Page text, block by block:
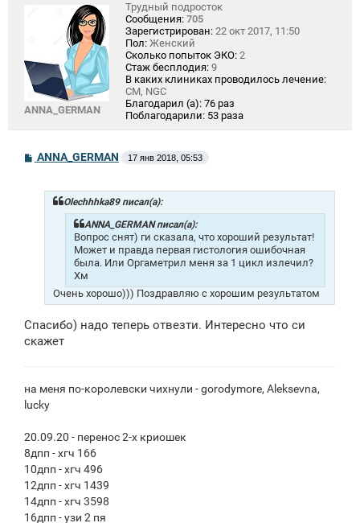
ANNA_GERMAN
Трудный подросток
Сообщения: 705
Зарегистрирован: 22 окт 2017, 11:50
Пол: Женский
Сколько попыток ЭКО: 2
Стаж бесплодия: 9
В каких клиниках проводилось лечение:
СМ, NGC
Благодарил (а): 76 раз
Поблагодарили: 53 раза
С
ANNA_GERMAN 17 янв 2018, 05:53
Olechhhka89 писал(а):
ANNA_GERMAN писал(а):
Вопрос снят) ги сказала, что хороший результат!
Может и правда первая гистология ошибочная
была. Или Оргаметрил меня за 1 цикл излечил?
Хм
Очень хорошо))) Поздравляю с хорошим результатом
Спасибо) надо теперь отвезти. Интересно что си
скажет
на меня по-королевски чихнули - gorodymore, Aleksevna,
lucky
20.09.20 - перенос 2-х криошек
8дпп - хгч 166
10дпп - хгч 496
12дпп - хгч 1439
14дпп - хгч 3598
16дпп - узи 2 пя